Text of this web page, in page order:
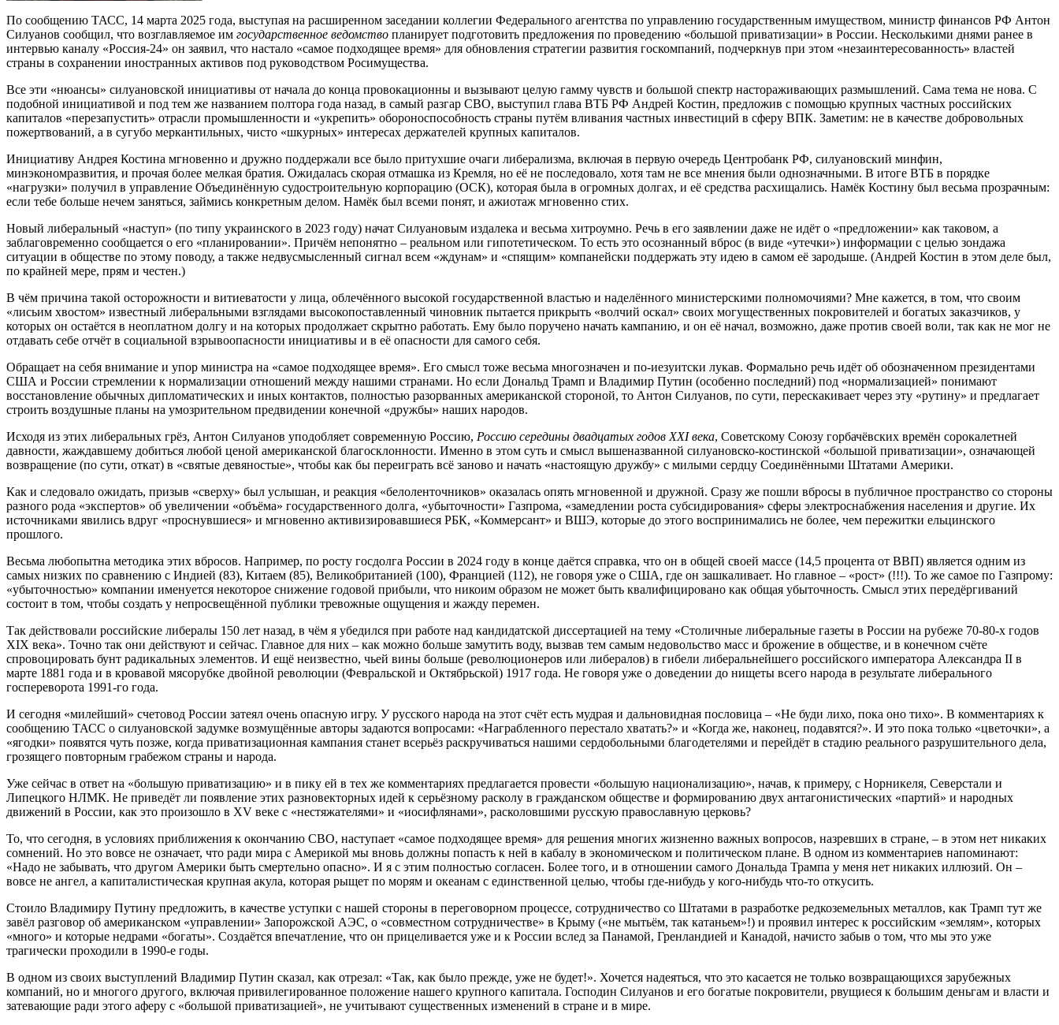
По сообщению ТАСС, 14 марта 2025 года, выступая на расширенном заседании коллегии Федерального агентства по управлению государственным имуществом, министр финансов РФ Антон
Силуанов сообщил, что возглавляемое им государственное ведомство планирует подготовить предложения по проведению «большой приватизации» в России. Несколькими днями ранее в
интервью каналу «Россия-24» он заявил, что настало «самое подходящее время» для обновления стратегии развития госкомпаний, подчеркнув при этом «незаинтересованность» властей
страны в сохранении иностранных активов под руководством Росимущества.
Все эти «нюансы» силуановской инициативы от начала до конца провокационны и вызывают целую гамму чувств и большой спектр настораживающих размышлений. Сама тема не нова. С
подобной инициативой и под тем же названием полтора года назад, в самый разгар СВО, выступил глава ВТБ РФ Андрей Костин, предложив с помощью крупных частных российских
капиталов «перезапустить» отрасли промышленности и «укрепить» обороноспособность страны путём вливания частных инвестиций в сферу ВПК. Заметим: не в качестве добровольных
пожертвований, а в сугубо меркантильных, чисто «шкурных» интересах держателей крупных капиталов.
Инициативу Андрея Костина мгновенно и дружно поддержали все было притухшие очаги либерализма, включая в первую очередь Центробанк РФ, силуановский минфин,
минэкономразвития, и прочая более мелкая братия. Ожидалась скорая отмашка из Кремля, но её не последовало, хотя там не все мнения были однозначными. В итоге ВТБ в порядке
«нагрузки» получил в управление Объединённую судостроительную корпорацию (ОСК), которая была в огромных долгах, и её средства расхищались. Намёк Костину был весьма прозрачным:
если тебе больше нечем заняться, займись конкретным делом. Намёк был всеми понят, и ажиотаж мгновенно стих.
Новый либеральный «наступ» (по типу украинского в 2023 году) начат Силуановым издалека и весьма хитроумно. Речь в его заявлении даже не идёт о «предложении» как таковом, а
заблаговременно сообщается о его «планировании». Причём непонятно – реальном или гипотетическом. То есть это осознанный вброс (в виде «утечки») информации с целью зондажа
ситуации в обществе по этому поводу, а также недвусмысленный сигнал всем «ждунам» и «спящим» компанейски поддержать эту идею в самом её зародыше. (Андрей Костин в этом деле был,
по крайней мере, прям и честен.)
В чём причина такой осторожности и витиеватости у лица, облечённого высокой государственной властью и наделённого министерскими полномочиями? Мне кажется, в том, что своим
«лисьим хвостом» известный либеральными взглядами высокопоставленный чиновник пытается прикрыть «волчий оскал» своих могущественных покровителей и богатых заказчиков, у
которых он остаётся в неоплатном долгу и на которых продолжает скрытно работать. Ему было поручено начать кампанию, и он её начал, возможно, даже против своей воли, так как не мог не
отдавать себе отчёт в социальной взрывоопасности инициативы и в её опасности для самого себя.
Обращает на себя внимание и упор министра на «самое подходящее время». Его смысл тоже весьма многозначен и по-иезуитски лукав. Формально речь идёт об обозначенном президентами
США и России стремлении к нормализации отношений между нашими странами. Но если Дональд Трамп и Владимир Путин (особенно последний) под «нормализацией» понимают
восстановление обычных дипломатических и иных контактов, полностью разорванных американской стороной, то Антон Силуанов, по сути, перескакивает через эту «рутину» и предлагает
строить воздушные планы на умозрительном предвидении конечной «дружбы» наших народов.
Исходя из этих либеральных грёз, Антон Силуанов уподобляет современную Россию, Россию середины двадцатых годов XXI века, Советскому Союзу горбачёвских времён сорокалетней
давности, жаждавшему добиться любой ценой американской благосклонности. Именно в этом суть и смысл вышеназванной силуановско-костинской «большой приватизации», означающей
возвращение (по сути, откат) в «святые девяностые», чтобы как бы переиграть всё заново и начать «настоящую дружбу» с милыми сердцу Соединёнными Штатами Америки.
Как и следовало ожидать, призыв «сверху» был услышан, и реакция «белоленточников» оказалась опять мгновенной и дружной. Сразу же пошли вбросы в публичное пространство со стороны
разного рода «экспертов» об увеличении «объёма» государственного долга, «убыточности» Газпрома, «замедлении роста субсидирования» сферы электроснабжения населения и другие. Их
источниками явились вдруг «проснувшиеся» и мгновенно активизировавшиеся РБК, «Коммерсант» и ВШЭ, которые до этого воспринимались не более, чем пережитки ельцинского
прошлого.
Весьма любопытна методика этих вбросов. Например, по росту госдолга России в 2024 году в конце даётся справка, что он в общей своей массе (14,5 процента от ВВП) является одним из
самых низких по сравнению с Индией (83), Китаем (85), Великобританией (100), Францией (112), не говоря уже о США, где он зашкаливает. Но главное – «рост» (!!!). То же самое по Газпрому:
«убыточностью» компании именуется некоторое снижение годовой прибыли, что никоим образом не может быть квалифицировано как общая убыточность. Смысл этих передёргиваний
состоит в том, чтобы создать у непросвещённой публики тревожные ощущения и жажду перемен.
Так действовали российские либералы 150 лет назад, в чём я убедился при работе над кандидатской диссертацией на тему «Столичные либеральные газеты в России на рубеже 70-80-х годов
XIX века». Точно так они действуют и сейчас. Главное для них – как можно больше замутить воду, вызвав тем самым недовольство масс и брожение в обществе, и в конечном счёте
спровоцировать бунт радикальных элементов. И ещё неизвестно, чьей вины больше (революционеров или либералов) в гибели либеральнейшего российского императора Александра II в
марте 1881 года и в кровавой мясорубке двойной революции (Февральской и Октябрьской) 1917 года. Не говоря уже о доведении до нищеты всего народа в результате либерального
госпереворота 1991-го года.
И сегодня «милейший» счетовод России затеял очень опасную игру. У русского народа на этот счёт есть мудрая и дальновидная пословица – «Не буди лихо, пока оно тихо». В комментариях к
сообщению ТАСС о силуановской задумке возмущённые авторы задаются вопросами: «Награбленного перестало хватать?» и «Когда же, наконец, подавятся?». И это пока только «цветочки», а
«ягодки» появятся чуть позже, когда приватизационная кампания станет всерьёз раскручиваться нашими сердобольными благодетелями и перейдёт в стадию реального разрушительного дела,
грозящего повторным грабежом страны и народа.
Уже сейчас в ответ на «большую приватизацию» и в пику ей в тех же комментариях предлагается провести «большую национализацию», начав, к примеру, с Норникеля, Северстали и
Липецкого НЛМК. Не приведёт ли появление этих разновекторных идей к серьёзному расколу в гражданском обществе и формированию двух антагонистических «партий» и народных
движений в России, как это произошло в XV веке с «нестяжателями» и «иосифлянами», расколовшими русскую православную церковь?
То, что сегодня, в условиях приближения к окончанию СВО, наступает «самое подходящее время» для решения многих жизненно важных вопросов, назревших в стране, – в этом нет никаких
сомнений. Но это вовсе не означает, что ради мира с Америкой мы вновь должны попасть к ней в кабалу в экономическом и политическом плане. В одном из комментариев напоминают:
«Надо не забывать, что другом Америки быть смертельно опасно». И я с этим полностью согласен. Более того, и в отношении самого Дональда Трампа у меня нет никаких иллюзий. Он –
вовсе не ангел, а капиталистическая крупная акула, которая рыщет по морям и океанам с единственной целью, чтобы где-нибудь у кого-нибудь что-то откусить.
Стоило Владимиру Путину предложить, в качестве уступки с нашей стороны в переговорном процессе, сотрудничество со Штатами в разработке редкоземельных металлов, как Трамп тут же
завёл разговор об американском «управлении» Запорожской АЭС, о «совместном сотрудничестве» в Крыму («не мытьём, так катаньем»!) и проявил интерес к российским «землям», которых
«много» и которые недрами «богаты». Создаётся впечатление, что он прицеливается уже и к России вслед за Панамой, Гренландией и Канадой, начисто забыв о том, что мы это уже
трагически проходили в 1990-е годы.
В одном из своих выступлений Владимир Путин сказал, как отрезал: «Так, как было прежде, уже не будет!». Хочется надеяться, что это касается не только возвращающихся зарубежных
компаний, но и многого другого, включая привилегированное положение нашего крупного капитала. Господин Силуанов и его богатые покровители, рвущиеся к большим деньгам и власти и
затевающие ради этого аферу с «большой приватизацией», не учитывают существенных изменений в стране и в мире.